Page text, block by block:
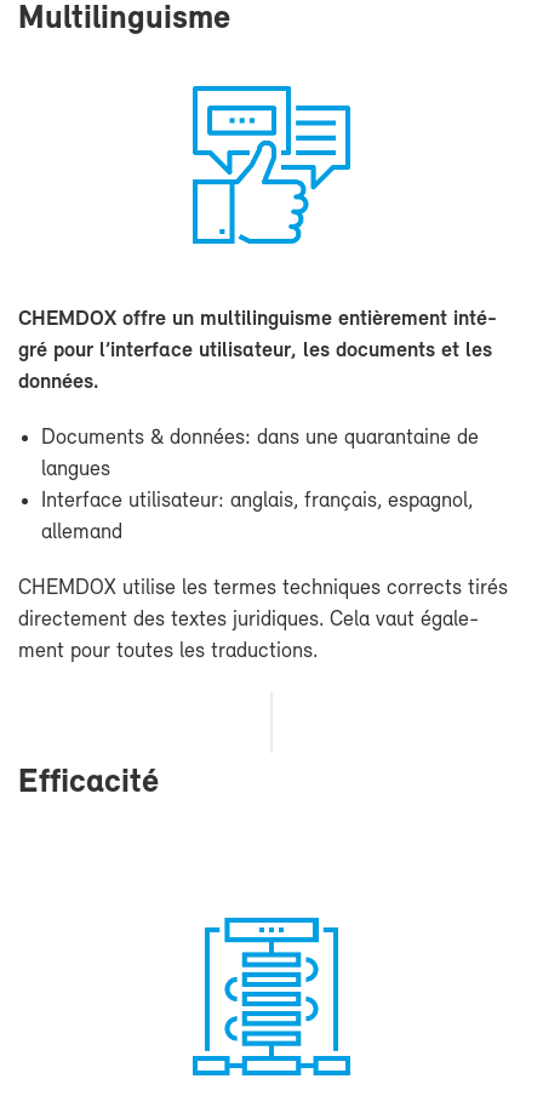
Mul­ti­lin­guisme
CHEM­DOX offre un mul­ti­lin­guisme en­tiè­re­ment in­té­
gré pour l’in­ter­face uti­li­sa­teur, les do­cu­ments et les
don­nées.
Do­cu­ments & don­nées: dans une qua­ran­taine de
langues
In­ter­face uti­li­sa­teur: an­glais, fran­çais, es­pa­gnol,
al­le­mand
CHEM­DOX uti­lise les termes tech­niques cor­rects ti­rés
di­rec­te­ment des textes ju­ri­diques. Ce­la vaut éga­le­
ment pour toutes les tra­duc­tions.
Ef­fi­ca­ci­té